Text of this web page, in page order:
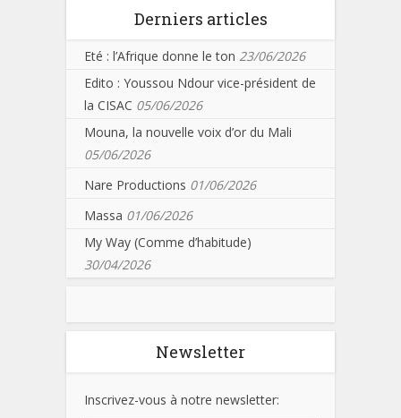
Derniers articles
Eté : l’Afrique donne le ton 23/06/2026
Edito : Youssou Ndour vice-président de
la CISAC 05/06/2026
Mouna, la nouvelle voix d’or du Mali
05/06/2026
Nare Productions 01/06/2026
Massa 01/06/2026
My Way (Comme d’habitude)
30/04/2026
Newsletter
Inscrivez-vous à notre newsletter: